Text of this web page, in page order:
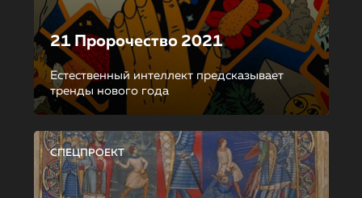
21 Пророчество 2021
Естественный интеллект предсказывает
тренды нового года
СПЕЦПРОЕКТ